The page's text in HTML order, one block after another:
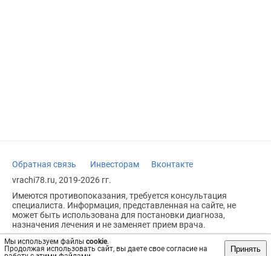
Мы используем файлы cookie.
Продолжая использовать сайт, вы даете свое согласие на
Принять
Обратная связь Инвесторам
Вконтакте
vrachi78.ru, 2019-2026 гг.
Имеются противопоказания, требуется консультация
специалиста. Информация, представленная на сайте, не
может быть использована для постановки диагноза,
назначения лечения и не заменяет прием врача.
Возрастное ограничение: 18+